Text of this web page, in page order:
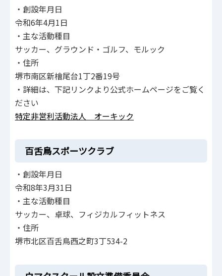
・創設年月日
令和6年4月1日
・主な活動種目
サッカー、グラウンド・ゴルフ、モルック
・住所
堺市南区新檜尾台1丁2番19号
・詳細は、下記リンクより公式ホームページをご覧く
ださい
特定非営利活動法人 オーキック
百舌鳥スポーツクラブ
・創設年月日
令和8年3月31日
・主な活動種目
サッカー、卓球、フィジカルフィットネス
・住所
堺市北区百舌鳥西之町3丁534-2